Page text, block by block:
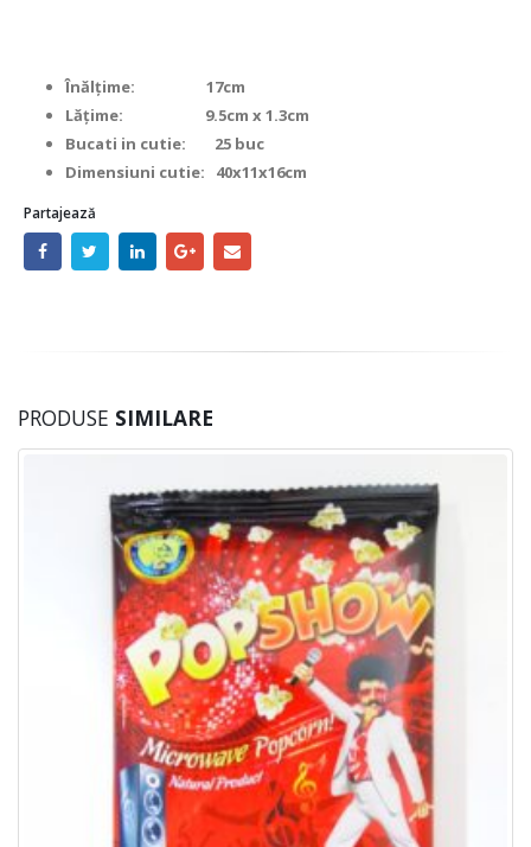
Înălțime: 17cm
Lățime: 9.5cm x 1.3cm
Bucati in cutie: 25 buc
Dimensiuni cutie: 40x11x16cm
Partajează
PRODUSE SIMILARE